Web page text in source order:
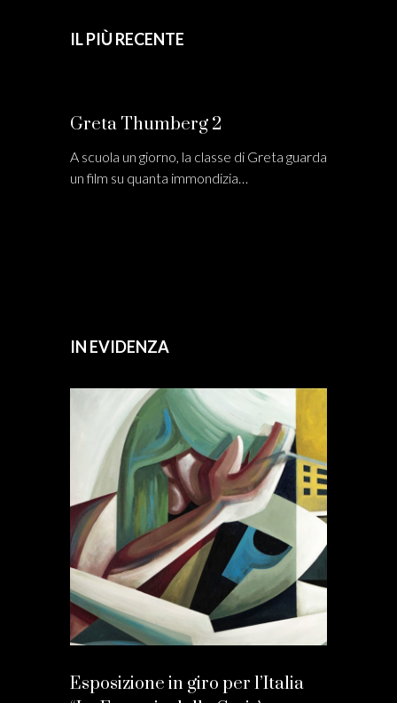
IL PIÙ RECENTE
Greta Thumberg 2
A scuola un giorno, la classe di Greta guarda
un film su quanta immondizia…
IN EVIDENZA
Esposizione in giro per l’Italia